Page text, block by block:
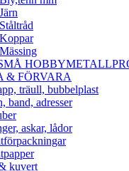
Järn
Ståltråd
Koppar
Mässing
& FÖRVARA
träull, bubbelplast
band, adresser
askar, lådor
kuvert